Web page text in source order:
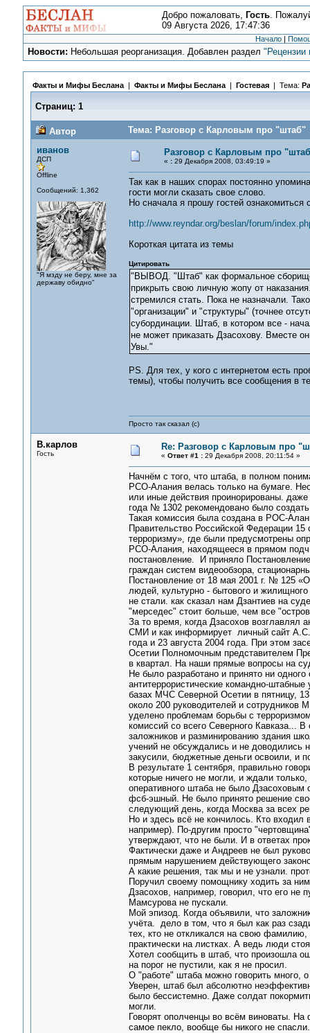
Добро пожаловать, Гость.
09 Августа 2026, 17:47:36
Начало |
Новости: Небольшая реорганизация. Добавлен раздел"Рецензии
Факты и Мифы Беслана| Факты и Мифы Беслана| Гостевая | Тема:
Страниц: 1
Автор
Тема: Разговор с Карловым про "штаб"
иванов
ДСП
Offline
Сообщений: 1,362
"Я мзду не беру, мне за
державу обидно"
Разговор с Карловым про
« :29 Декабря 2008, 03:49:19 »
Так как в наших спорах постоянно
гости могли сказать свое слово.
Но сначала я прошу гостей
http://www.reyndar.org/beslan/forum/
Короткая цитата из темы
Цитировать
"ВЫВОД. "Штаб" как формальное сборище
прикрыть свою личную жопу от
стремился стать. Пока не назначали.
"организации" и "структуры" (точнее
субординации. Штаб, в котором все -
не может приказать Дзасохову. Вместе
Увы."
PS. Для тех, у кого с интернетом есть
темы), чтобы получить все сообщения в
Просто так сказал (с)
В.карлов
Гость
Re: Разговор с Карловым про
« Ответ #1 :29 Декабря 2008, 20:11:54 »
Начнём с того, что штаба, в полном
РСО-Алания велась только на бумаге.
или иные действия проинорированы.
года № 1302 рекомендовано было создать
Такая комиссия была создана в РОС-
Правительство Российской Федерации
терроризму», где были предусмотрены
РСО-Алания, находящееся в прямом
постановление. И приняло
граждан систем видеообзора,
Постановление от 18 мая 2001 г. № 125
людей, культурно - бытового и жилищного
не стали. как сказал нам Дзантиев на
"мерседес" стоит больше, чем все
За то время, когда Дзасохов возглавлял
СМИ и как информирует личный сайт
года и 23 августа 2004 года. При этом
Осетии Полномочным представителем
в квартал. На наши прямые вопросы на
Не было разработано и принято ни
антитеррористические командно-
базах МЧС Северной Осетии в пятницу,
около 200 руководителей и
уделено проблемам борьбы с
комиссий со всего Северного Кавказа...
заложников и разминированию здания
учений не обсуждались и не доводились
закусили, бюджетные деньги освоили, и
В результате 1 сентября, правильно
которые ничего не могли, и ждали
оперативного штаба не было Дзасоховым
фсб-эшный. Не было принято решение
следующий день, когда Москва за всех
Но и здесь всё не кончилось. Кто
например). По-другим просто
утверждают, что не были. И в ответах
Фактически даже и Андреев не был
прямым нарушением действующего
А какие решения, так мы и не узнали.
Поручил своему помощнику ходить за
Дзасохов, например, говорил, что его не
Мамсурова не пускали.
Мой эпизод. Когда объявили, что
учёта. дело в том, что я был как раз
тех, кто не откликался на свою
практически на листках. А ведь люди
Хотел сообщить в штаб, что произошла
на порог не пустили, как я не просил.
О "работе" штаба можно говорить много,
Уверен, штаб был абсолютно
было бессистемно. Даже солдат
могли.
Говорят ополченцы во всём виноваты.
самое пекло, вообще бы никого не спасли.